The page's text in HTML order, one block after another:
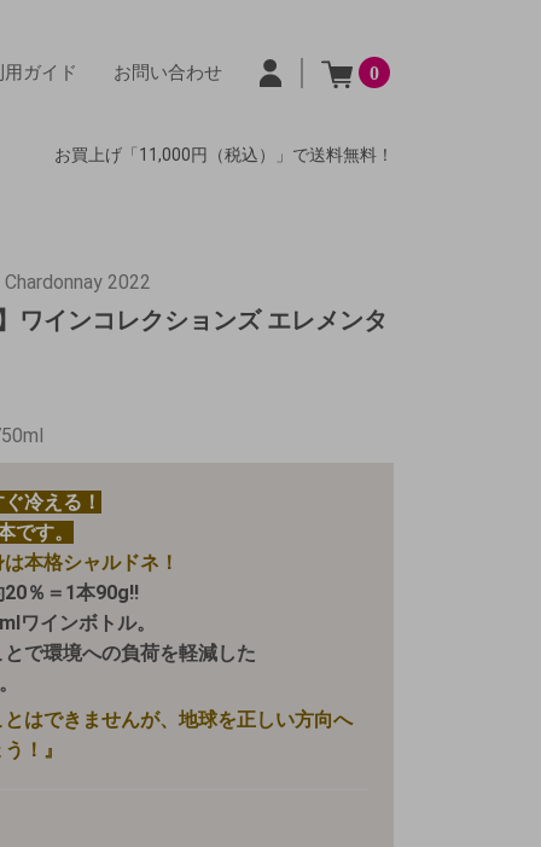
用ガイド お問い合わせ 0
お買上げ「11,000円（税込）」で送料無料！
2022
ワインコレクションズ エレメンタ
冷える！
です。
本格シャルドネ！
％＝1本90g!!
ワインボトル。
で環境への負荷を軽減した
とはできませんが、地球を正しい方向へ
！』